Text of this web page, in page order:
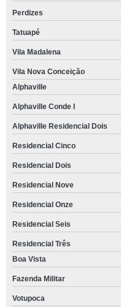
restaurante com brunch
onde tem brunch para 50
brunch de casamento preço
brunch para 50 pessoas preço
brunch corporativo orçamento
restaurante com brunch
restaurante com brunch para
brunch cafe da manha preço
restaurante com brunch para
restaurante com brunch
brunch sofisticado preço
brunch corporativo preço Centro
Perdizes
Tatuapé
Vila Madalena
Vila Nova Conceição
Alphaville
Alphaville Conde I
Alphaville Residencial Dois
Residencial Cinco
Residencial Dois
Residencial Nove
Residencial Onze
Residencial Seis
Residencial Três
Boa Vista
Fazenda Militar
Votupoca